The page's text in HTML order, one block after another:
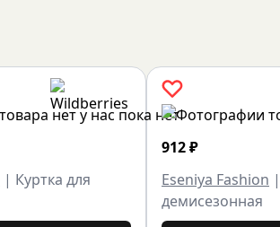
| Куртка для
912₽
Eseniya Fashion |
демисезонная